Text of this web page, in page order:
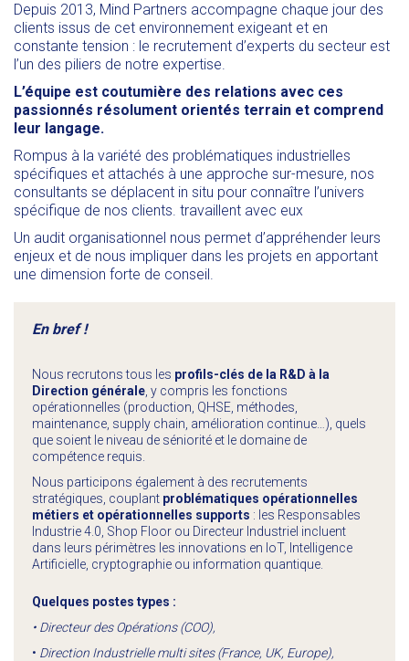
Depuis 2013, Mind Partners accompagne chaque jour des
clients issus de cet environnement exigeant et en
constante tension : le recrutement d’experts du secteur est
l’un des piliers de notre expertise.
L’équipe est coutumière des relations avec ces
passionnés résolument orientés terrain et comprend
leur langage.
Rompus à la variété des problématiques industrielles
spécifiques et attachés à une approche sur-mesure, nos
consultants se déplacent in situ pour connaître l’univers
spécifique de nos clients. travaillent avec eux
Un audit organisationnel nous permet d’appréhender leurs
enjeux et de nous impliquer dans les projets en apportant
une dimension forte de conseil.
En bref !
Nous recrutons tous les profils-clés de la R&D à la
Direction générale , y compris les fonctions
opérationnelles (production, QHSE, méthodes,
maintenance, supply chain, amélioration continue…), quels
que soient le niveau de séniorité et le domaine de
compétence requis.
Nous participons également à des recrutements
stratégiques, couplant problématiques opérationnelles
métiers et opérationnelles supports : les Responsables
Industrie 4.0, Shop Floor ou Directeur Industriel incluent
dans leurs périmètres les innovations en IoT, Intelligence
Artificielle, cryptographie ou information quantique.
Quelques postes types :
• Directeur des Opérations (COO),
• Direction Industrielle multi sites (France, UK, Europe),